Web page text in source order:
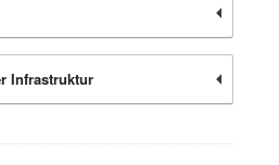
Infrastruktur